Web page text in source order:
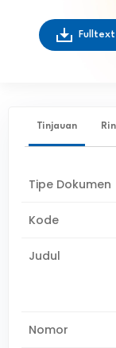
Fulltext
Tinjauan
Tipe Dokumen
Kode
Judul
Nomor